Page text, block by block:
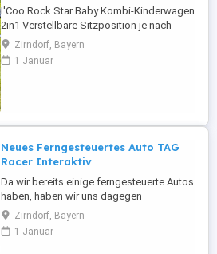
I'Coo Rock Star Baby Kombi-Kinderwagen
2in1 Verstellbare Sitzposition je nach
Bedarf (nach vorne oder hinten).
Höhenverstellbare Schiebestange.
Gefederter Rahmen mit einer leicht zu
Fußsack. Viele Umbaumöglichkeiten. ...
Zirndorf, Bayern
1 Januar
Neues Ferngesteuertes Auto TAG
Racer Interaktiv
Da wir bereits einige ferngesteuerte Autos
haben, haben wir uns dagegen
entschieden diesen zu behalten. Er wurde
lediglich ausgepackt aber nicht bespielt.
Privatverkauf aus tier- und rauchfreiem
Zirndorf, Bayern
1 Januar